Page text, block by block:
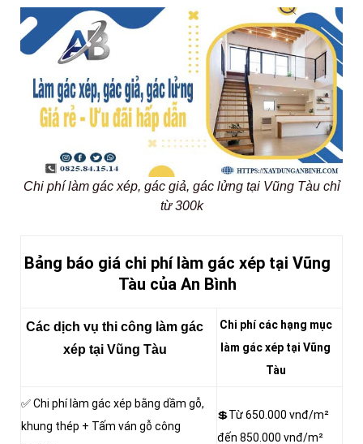
Chi phí làm gác xép, gác giả, gác lửng tại Vũng Tàu chỉ
từ 300k
Bảng báo giá chi phí làm gác xép tại Vũng
Tàu của An Bình
Các dịch vụ thi công làm gác
xép tại Vũng Tàu
Chi phí các hạng mục
làm gác xép tại Vũng
Tàu
✅ Chi phí làm gác xép bằng dầm gỗ,
khung thép + Tấm ván gỗ công
💲Từ 650.000 vnđ/m²
đến 850.000 vnđ/m²